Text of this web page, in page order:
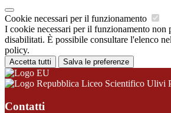
Cookie necessari per il funzionamento
I cookie necessari per il funzionamento non
disabilitati. È possibile consultare l'elenco
policy.
Accetta tutti Salva le preferenze
Liceo Scientifico Ulivi
Contatti